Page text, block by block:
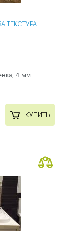
ТЕКСТУРА
4 мм
КУПИТЬ